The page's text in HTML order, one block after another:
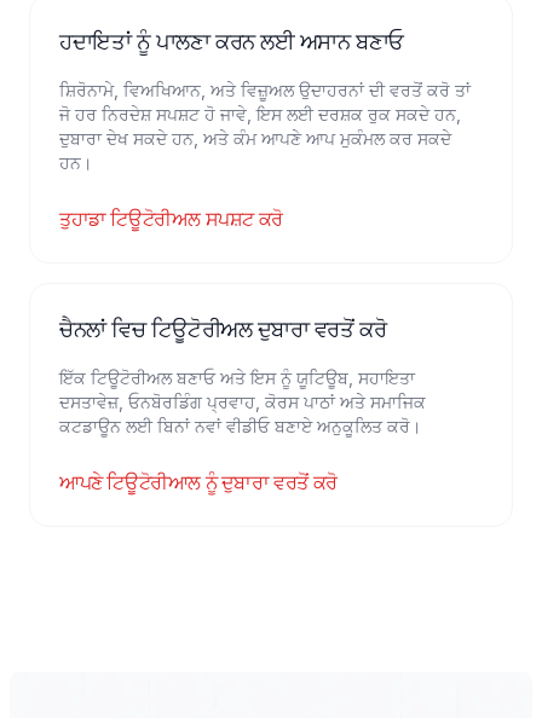
ਹਦਾਇਤਾਂ ਨੂੰ ਪਾਲਣਾ ਕਰਨ ਲਈ ਅਸਾਨ ਬਣਾਓ
ਸ਼ਿਰੋਨਾਮੇ, ਵਿਅਖਿਆਨ, ਅਤੇ ਵਿਜ਼ੂਅਲ ਉਦਾਹਰਨਾਂ ਦੀ ਵਰਤੋਂ ਕਰੋ ਤਾਂ
ਜੋ ਹਰ ਨਿਰਦੇਸ਼ ਸਪਸ਼ਟ ਹੋ ਜਾਵੇ, ਇਸ ਲਈ ਦਰਸ਼ਕ ਰੁਕ ਸਕਦੇ ਹਨ,
ਦੁਬਾਰਾ ਦੇਖ ਸਕਦੇ ਹਨ, ਅਤੇ ਕੰਮ ਆਪਣੇ ਆਪ ਮੁਕੰਮਲ ਕਰ ਸਕਦੇ
ਹਨ।
ਤੁਹਾਡਾ ਟਿਊਟੋਰੀਅਲ ਸਪਸ਼ਟ ਕਰੋ
ਚੈਨਲਾਂ ਵਿਚ ਟਿਊਟੋਰੀਅਲ ਦੁਬਾਰਾ ਵਰਤੋਂ ਕਰੋ
ਇੱਕ ਟਿਊਟੋਰੀਅਲ ਬਣਾਓ ਅਤੇ ਇਸ ਨੂੰ ਯੂਟਿਊਬ, ਸਹਾਇਤਾ
ਦਸਤਾਵੇਜ਼, ਓਨਬੋਰਡਿੰਗ ਪ੍ਰਵਾਹ, ਕੋਰਸ ਪਾਠਾਂ ਅਤੇ ਸਮਾਜਿਕ
ਕਟਡਾਊਨ ਲਈ ਬਿਨਾਂ ਨਵਾਂ ਵੀਡੀਓ ਬਣਾਏ ਅਨੁਕੂਲਿਤ ਕਰੋ।
ਆਪਣੇ ਟਿਊਟੋਰੀਆਲ ਨੂੰ ਦੁਬਾਰਾ ਵਰਤੋਂ ਕਰੋ